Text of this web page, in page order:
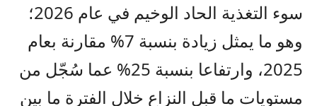
سوء التغذية الحاد الوخيم في عام 2026؛
وهو ما يمثل زيادة بنسبة 7% مقارنة بعام
2025، وارتفاعا بنسبة 25% عما سُجّل من
مستويات ما قبل النزاع خلال الفترة ما بين